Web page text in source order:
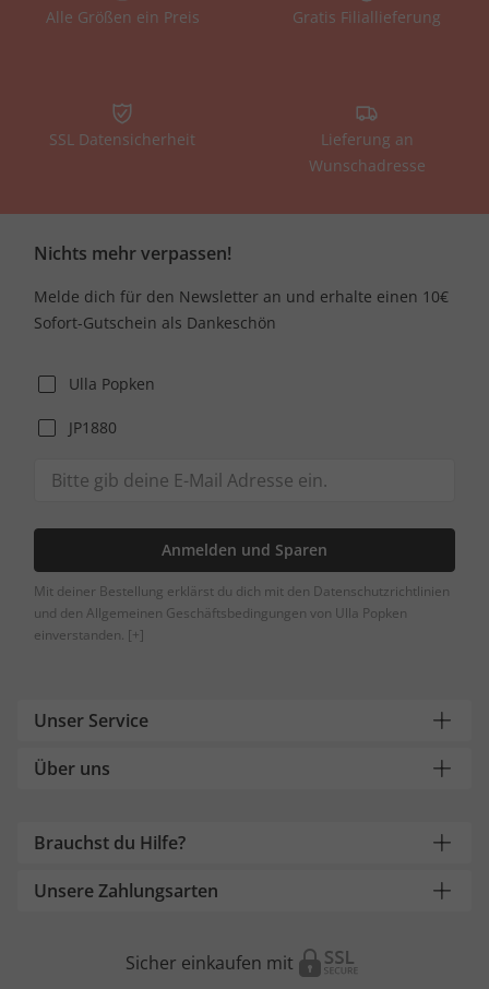
Alle Größen ein Preis Gratis Filiallieferung
SSL Datensicherheit
Lieferung an
Wunschadresse
Nichts mehr verpassen!
Melde dich für den Newsletter an und erhalte einen 10€
Sofort-Gutschein als Dankeschön
Ulla Popken
JP1880
Anmelden und Sparen
Mit deiner Bestellung erklärst du dich mit den Datenschutzrichtlinien
und den Allgemeinen Geschäftsbedingungen von Ulla Popken
einverstanden. [+]
Unser Service
Über uns
Brauchst du Hilfe?
Unsere Zahlungsarten
Sicher einkaufen mit